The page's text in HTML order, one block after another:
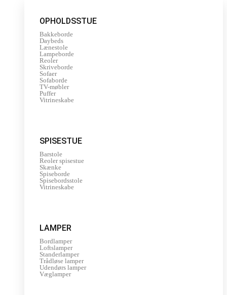
OPHOLDSSTUE
Bakkeborde
Daybeds
Lænestole
Lampeborde
Reoler
Skriveborde
Sofaer
Sofaborde
TV-møbler
Puffer
Vitrineskabe
SPISESTUE
Barstole
Reoler spisestue
Skænke
Spiseborde
Spisebordsstole
Vitrineskabe
LAMPER
Bordlamper
Loftslamper
Standerlamper
Trådløse lamper
Udendørs lamper
Væglamper